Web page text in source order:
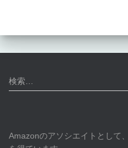
検
索
検索…
Amazonのアソシエイトとして